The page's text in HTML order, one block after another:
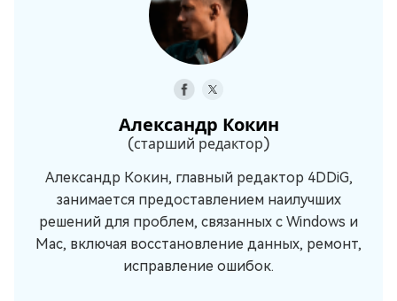
Александр Кокин
(старший редактор)
Александр Кокин, главный редактор 4DDiG,
занимается предоставлением наилучших
решений для проблем, связанных с Windows и
Mac, включая восстановление данных, ремонт,
исправление ошибок.